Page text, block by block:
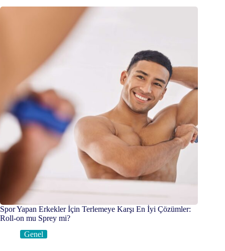
Spor Yapan Erkekler İçin Terlemeye Karşı En İyi Çözümler:
Roll-on mu Sprey mi?
Genel